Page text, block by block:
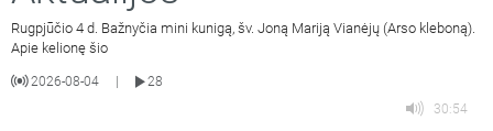
Rugpjūčio 4 d. Bažnyčia mini kunigą, šv. Joną Mariją Vianėjų (Arso kleboną).
Apie kelionę šio
2026-08-04
28
30:54